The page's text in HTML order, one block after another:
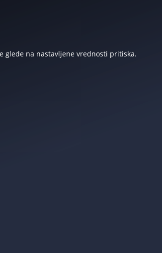
glede na nastavljene vrednosti pritiska.